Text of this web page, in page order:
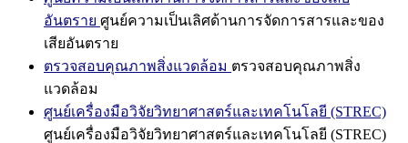
อันตราย ศูนย์ความเป็นเลิศด้านการจัดการสารและของ
เสียอันตราย
ตรวจสอบคุณภาพสิ่งแวดล้อม ตรวจสอบคุณภาพสิ่ง
แวดล้อม
ศูนย์เครื่องมือวิจัยวิทยาศาสตร์และเทคโนโลยี (STREC)
ศูนย์เครื่องมือวิจัยวิทยาศาสตร์และเทคโนโลยี (STREC)